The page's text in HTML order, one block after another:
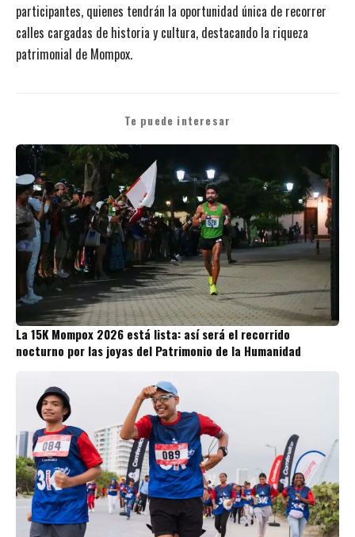
participantes, quienes tendrán la oportunidad única de recorrer
calles cargadas de historia y cultura, destacando la riqueza
patrimonial de Mompox.
Te puede interesar
La 15K Mompox 2026 está lista: así será el recorrido
nocturno por las joyas del Patrimonio de la Humanidad